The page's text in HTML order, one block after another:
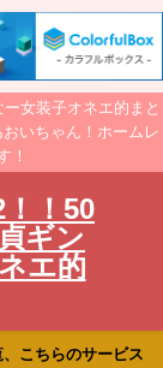
女装子オネエ的まと
いちゃん！ホームレ
！
！50
ギン
エ的
こちらのサービス